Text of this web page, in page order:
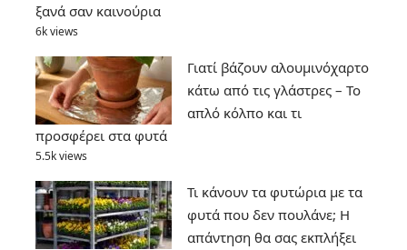
ξανά σαν καινούρια
6k views
Γιατί βάζουν αλουμινόχαρτο
κάτω από τις γλάστρες – Το
απλό κόλπο και τι
προσφέρει στα φυτά
5.5k views
Τι κάνουν τα φυτώρια με τα
φυτά που δεν πουλάνε; Η
απάντηση θα σας εκπλήξει